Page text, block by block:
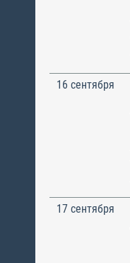
16 сентября
17 сентября